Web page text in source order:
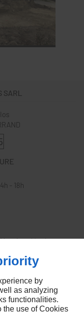
SARL
- 18h
Mentions légales
by
as analyzing
functionalities.
the use of Cookies